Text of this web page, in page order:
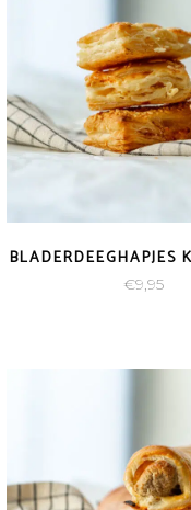
BLADERDEEGHAPJES
€9,95